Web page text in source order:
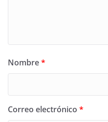
Nombre*
Correo electrónico *